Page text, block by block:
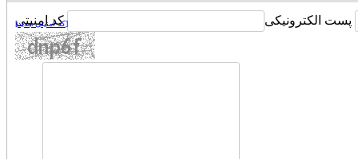
پست الکترونیکی کد امنیتی[کد امنیتی جدید]